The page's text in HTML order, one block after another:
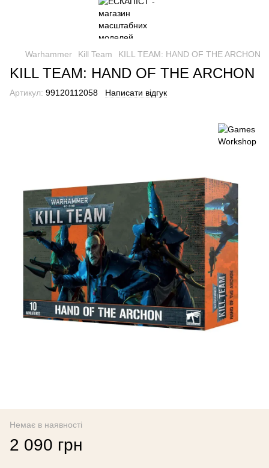
Warhammer Kill Team KILL TEAM: HAND OF THE ARCHON
KILL TEAM: HAND OF THE ARCHON
Артикул: 99120112058 Написати відгук
Немає в наявності
2 090 грн